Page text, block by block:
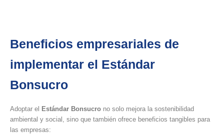
Beneficios empresariales de
implementar el Estándar
Bonsucro
Adoptar el Estándar Bonsucro no solo mejora la sostenibilidad
ambiental y social, sino que también ofrece beneficios tangibles para
las empresas: